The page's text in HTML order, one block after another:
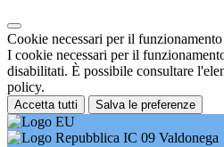
Cookie necessari per il funzionamento
I cookie necessari per il
disabilitati. È possibile consultare
policy.
Accetta tutti Salva le preferenze
IC 09 Valdonega